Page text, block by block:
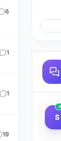
6
1
1
19
S